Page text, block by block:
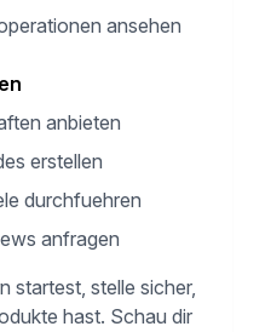
ansehen
anbieten
erstellen
durchfuehren
anfragen
startest, stelle sicher,
hast. Schau dir